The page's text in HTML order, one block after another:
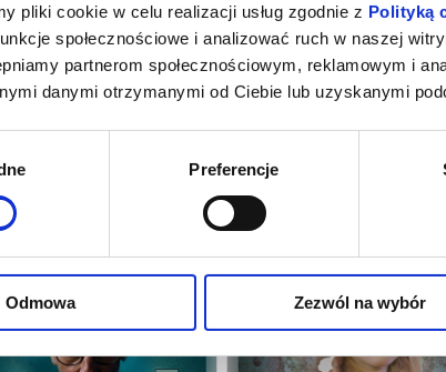
pliki cookie w celu realizacji usług zgodnie z Polityką
społecznościowe i analizować ruch w naszej
partnerom społecznościowym, reklamowym i
danymi otrzymanymi od Ciebie lub uzyskanymi
Preferencje
Odmowa Zezwól na wybór
kup bilet